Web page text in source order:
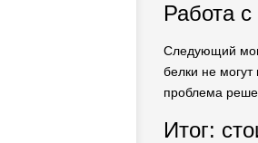
Работа
Следующий
белки не
проблема
Итог: